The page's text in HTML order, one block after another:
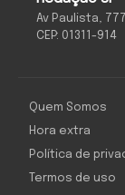
Av Paulista,
CEP: 01311-914
Quem Somos
Hora extra
Política de
Termos de uso